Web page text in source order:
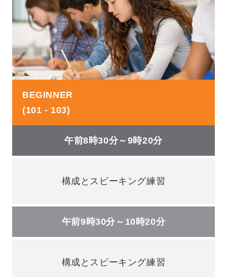
BEGINNER
(101 - 103)
午前8時30分～9時20分
構成とスピーキング練習
午前9時30分～10時20分
構成とスピーキング練習